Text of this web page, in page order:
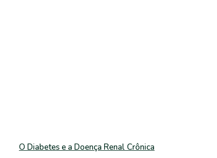
O Diabetes e a Doença Renal Crônica